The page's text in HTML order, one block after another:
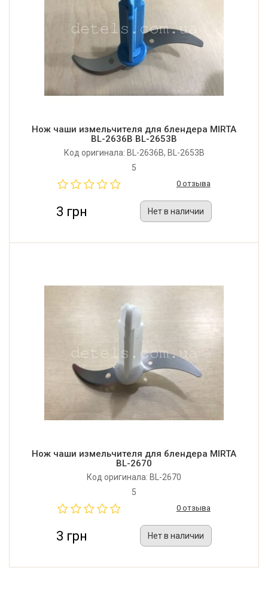
Нож чаши измельчителя для блендера MIRTA
BL-2636B BL-2653B
Код оригинала: BL-2636B, BL-2653B
5
0 отзыва
3 грн Нет в наличии
Нож чаши измельчителя для блендера MIRTA
BL-2670
Код оригинала: BL-2670
5
0 отзыва
3 грн Нет в наличии